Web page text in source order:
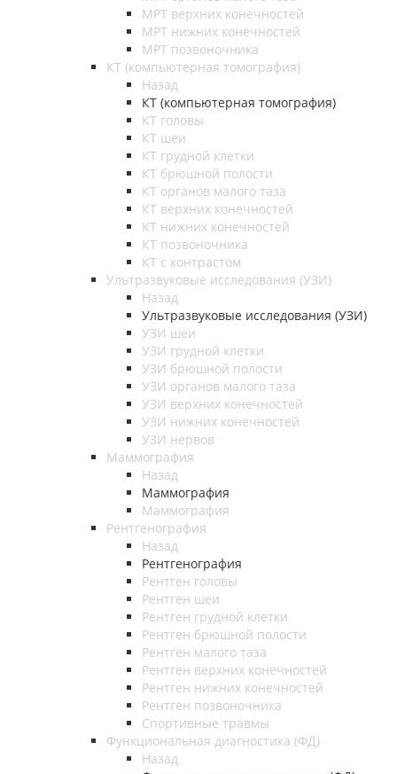
МРТ верхних конечностей
МРТ нижних конечностей
МРТ позвоночника
КТ (компьютерная томография)
Назад
КТ (компьютерная томография)
КТ головы
КТ шеи
КТ грудной клетки
КТ брюшной полости
КТ органов малого таза
КТ верхних конечностей
КТ нижних конечностей
КТ позвоночника
КТ с контрастом
Ультразвуковые исследования (УЗИ)
Назад
Ультразвуковые исследования (УЗИ)
УЗИ шеи
УЗИ грудной клетки
УЗИ брюшной полости
УЗИ органов малого таза
УЗИ верхних конечностей
УЗИ нижних конечностей
УЗИ нервов
Маммография
Назад
Маммография
Маммография
Рентгенография
Назад
Рентгенография
Рентген головы
Рентген шеи
Рентген грудной клетки
Рентген брюшной полости
Рентген малого таза
Рентген верхних конечностей
Рентген нижних конечностей
Рентген позвоночника
Спортивные травмы
Функциональная диагностика (ФД)
Назад